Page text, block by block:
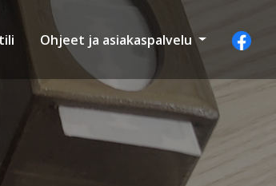
Ohjeet ja asiakaspalvelu